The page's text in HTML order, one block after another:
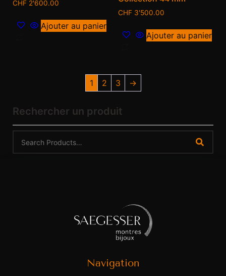
CHF 2'600.00
Ajouter au panier
CHF 3'500.00
Ajouter au panier
1 2 3 →
Rechercher un produit
Navigation